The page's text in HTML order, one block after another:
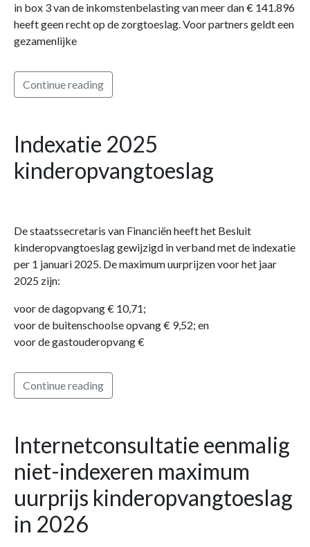
in box 3 van de inkomstenbelasting van meer dan € 141.896
heeft geen recht op de zorgtoeslag. Voor partners geldt een
gezamenlijke
Continue reading
Indexatie 2025
kinderopvangtoeslag
De staatssecretaris van Financiën heeft het Besluit
kinderopvangtoeslag gewijzigd in verband met de indexatie
per 1 januari 2025. De maximum uurprijzen voor het jaar
2025 zijn:
voor de dagopvang € 10,71;
voor de buitenschoolse opvang € 9,52; en
voor de gastouderopvang €
Continue reading
Internetconsultatie eenmalig
niet-indexeren maximum
uurprijs kinderopvangtoeslag
in 2026